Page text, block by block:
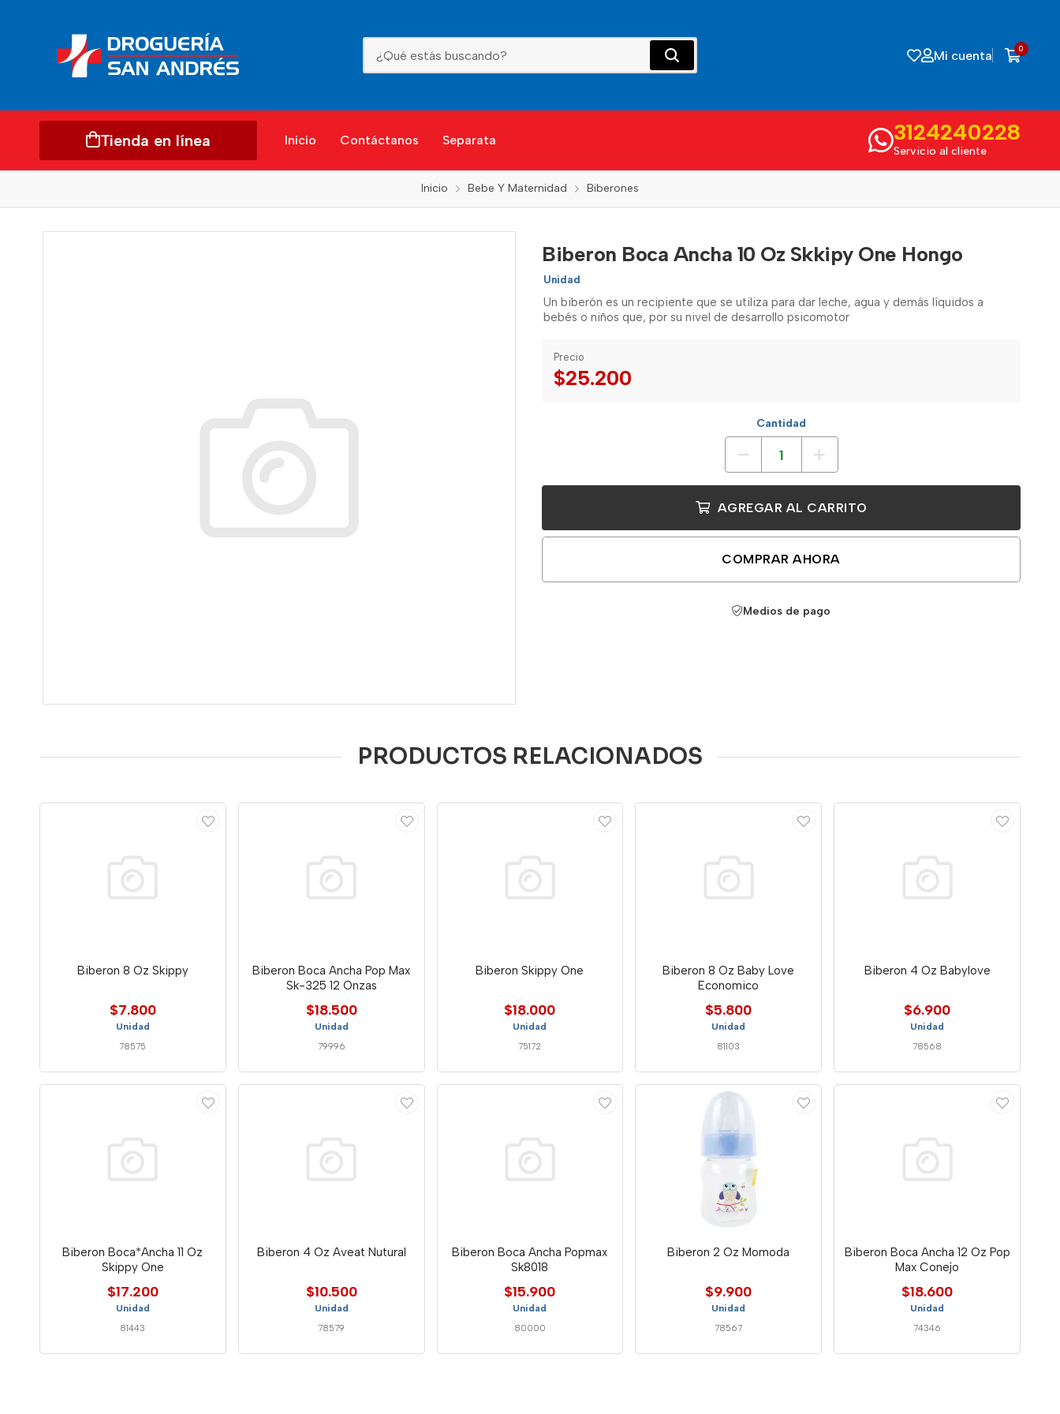
Mi cuenta 0
Tienda en línea Inicio Contáctanos Separata 3124240228
Servicio al cliente
Inicio Bebe Y Maternidad Biberones
Biberon Boca Ancha 10 Oz Skkipy One Hongo
Unidad
Un biberón es un recipiente que se utiliza para dar leche, agua y demás líquidos a
bebés o niños que, por su nivel de desarrollo psicomotor
Precio
$25.200
Cantidad
AGREGAR AL CARRITO
COMPRAR AHORA
Medios de pago
PRODUCTOS RELACIONADOS
Biberon 8 Oz Skippy
$7.800
Unidad
78575
Biberon Boca Ancha Pop Max
Sk-325 12 Onzas
$18.500
Unidad
79996
Biberon Skippy One
$18.000
Unidad
75172
Biberon 8 Oz Baby Love
Economico
$5.800
Unidad
81103
Biberon 4 Oz Babylove
$6.900
Unidad
78568
Biberon Boca*Ancha 11 Oz
Skippy One
$17.200
Unidad
81443
Biberon 4 Oz Aveat Nutural
$10.500
Unidad
78579
Biberon Boca Ancha Popmax
Sk8018
$15.900
Unidad
80000
Biberon 2 Oz Momoda
$9.900
Unidad
78567
Biberon Boca Ancha 12 Oz Pop
Max Conejo
$18.600
Unidad
74346